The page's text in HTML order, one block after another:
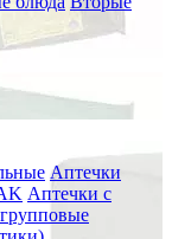
Аптечки
Аптечки с